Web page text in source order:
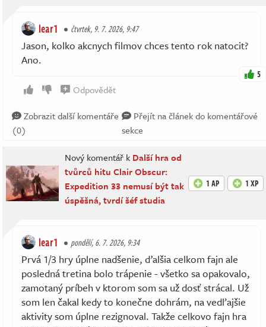
lear1 čtvrtek, 9. 7. 2026, 9:47
Jason, kolko akcnych filmov chces tento rok natocit?
Ano.
5
Odpovědět
Zobrazit další komentáře
(0)
Přejít na článek do komentářové
sekce
Nový komentář k Další hra od
tvůrců hitu Clair Obscur:
Expedition 33 nemusí být tak
úspěšná, tvrdí šéf studia
1 AP 1 XP
lear1 pondělí, 6. 7. 2026, 9:34
Prvá 1/3 hry úplne nadšenie, ďalšia celkom fajn ale
posledná tretina bolo trápenie - všetko sa opakovalo,
zamotaný príbeh v ktorom som sa už dosť strácal. Už
som len čakal kedy to konečne dohrám, na vedľajšie
aktivity som úplne rezignoval. Takže celkovo fajn hra